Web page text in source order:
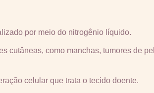
por meio do nitrogênio líquido.
cutâneas, como manchas, tumores de
celular que trata o tecido doente.